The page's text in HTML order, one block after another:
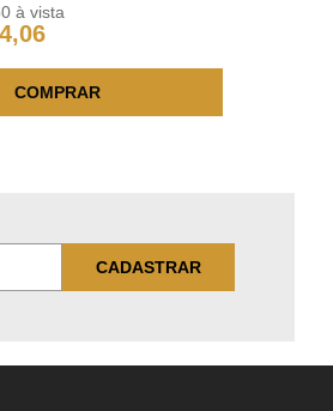
à vista
,06
COMPRAR
CADASTRAR